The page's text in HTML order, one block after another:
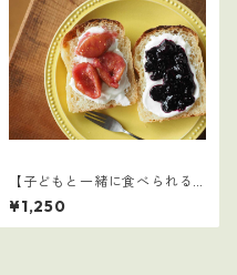
【子どもと一緒に食べられる
ごはん】27
¥1,250